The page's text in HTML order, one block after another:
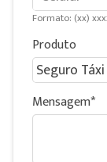
Formato: (xx)
Produto
Mensagem